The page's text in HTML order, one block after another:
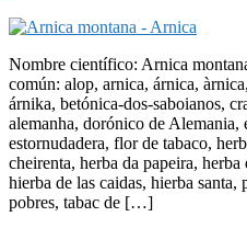
Nombre científico: Arnica
común: alop, arnica, árnica,
árnika, betónica-dos-saboianos,
alemanha, dorónico de Alemania,
estornudadera, flor de tabaco,
cheirenta, herba da papeira,
hierba de las caidas, hierba santa,
pobres, tabac de […]